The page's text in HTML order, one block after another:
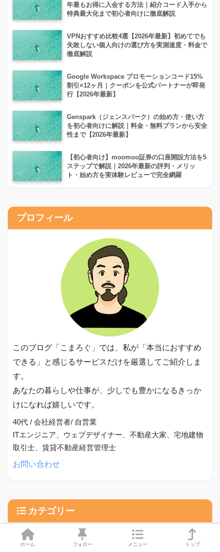
年最もお得に入会する方法｜紹介コード入手から
特典最大化まで初心者向けに徹底解説
VPNおすすめ比較4選【2026年最新】初めてでも
失敗しない個人向けの選び方を実測速度・料金で
徹底解説
Google Workspace プロモーションコード15%
割引×12ヶ月｜クーポンを公式パートナーが即発
行【2026年最新】
Genspark（ジェンスパーク）の始め方・使い方
を初心者向けに解説｜料金・無料プランから安全
性まで【2026年最新】
【初心者向け】moomoo証券の口座開設方法を5
ステップで解説｜2026年最新の評判・メリッ
ト・始め方を実体験レビューで完全網羅
プロフィール
このブログ「こまろぐ」では、私が「本当におすすめ
できる」と感じるサービスだけを厳選してご紹介しま
す。
あなたの暮らしや仕事が、少しでも豊かになるきっか
けになれば嬉しいです。
40代 / 会社経営者/ 自営業
ITエンジニア、ウェブデザイナー、不動産大家、宅地建物
取引士、賃貸不動産経営管理士
お問い合わせ
カテゴリー
ホーム フォロー メニュー トップ